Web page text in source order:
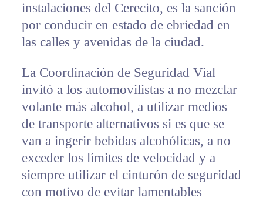
instalaciones del Cerecito, es la sanción
por conducir en estado de ebriedad en
las calles y avenidas de la ciudad.
La Coordinación de Seguridad Vial
invitó a los automovilistas a no mezclar
volante más alcohol, a utilizar medios
de transporte alternativos si es que se
van a ingerir bebidas alcohólicas, a no
exceder los límites de velocidad y a
siempre utilizar el cinturón de seguridad
con motivo de evitar lamentables